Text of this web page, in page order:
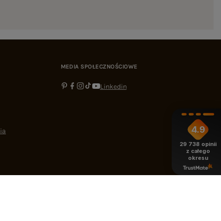
MEDIA SPOŁECZNOŚCIOWE
Linkedin
4.9
29 738 opinii
z całego
okresu